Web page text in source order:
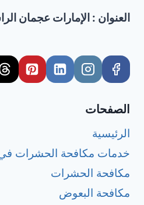
العنوان : الإمارات عجمان
الصفحات
الرئيسية
خدمات مكافحة الحشرات في
مكافحة الحشرات
مكافحة البعوض